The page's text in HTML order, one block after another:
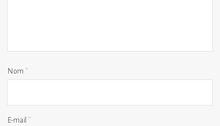
Nom *
E-mail *